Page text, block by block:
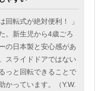
回転式が絶対便利！ 」
。新生児から4歳ごろ
の日本製と安心感があ
スライドドアではない
っと回転できることで
かっています。（Y.W.